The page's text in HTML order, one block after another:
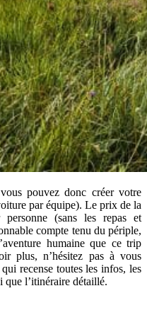
pouvez donc créer votre
par équipe). Le prix de la
(sans les repas et
compte tenu du périple,
humaine que ce trip
plus, n’hésitez pas à vous
qui recense toutes les infos, les
que l’itinéraire détaillé.